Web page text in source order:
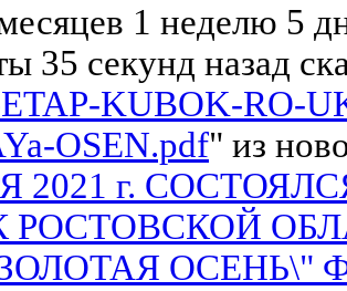
1 неделю 5
35 секунд назад
KUBOK-RO-
OSEN.pdf" из
2021 г.
РОСТОВСКОЙ
ОСЕНЬ\"